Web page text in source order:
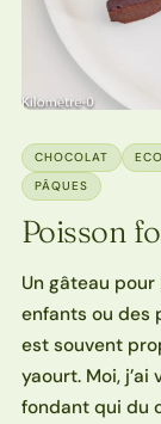
CHOCOLAT
PÂQUES
Poisson
Un gâteau
enfants ou des
est souvent
yaourt. Moi,
fondant qui du